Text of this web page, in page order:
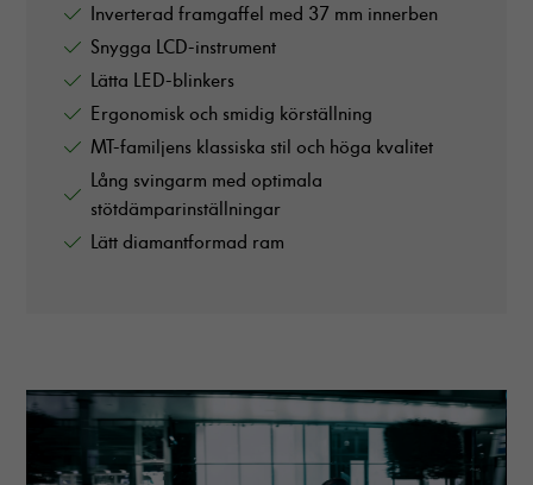
Inverterad framgaffel med 37 mm innerben
Snygga LCD-instrument
Lätta LED-blinkers
Ergonomisk och smidig körställning
MT-familjens klassiska stil och höga kvalitet
Lång svingarm med optimala
stötdämparinställningar
Lätt diamantformad ram